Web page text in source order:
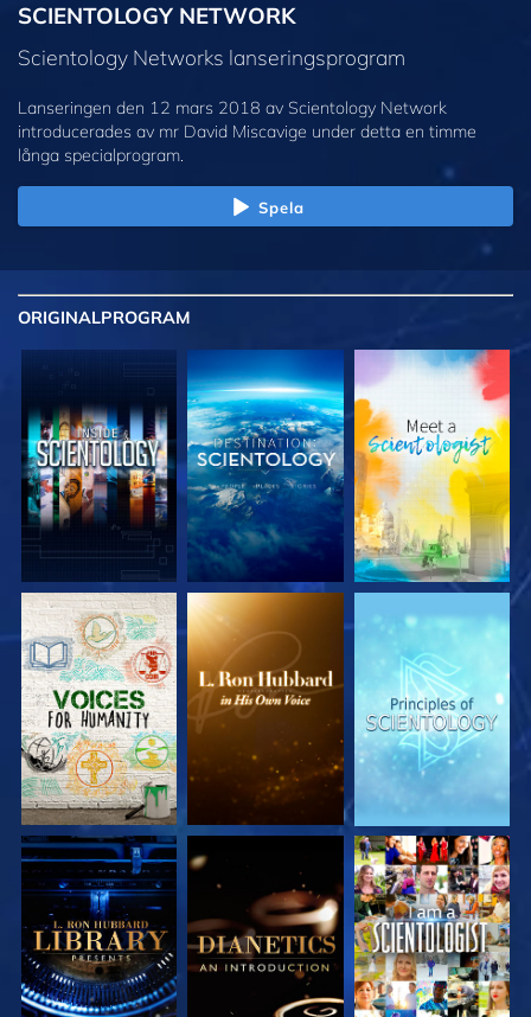
SCIENTOLOGY NETWORK
Scientology Networks lanseringsprogram
Lanseringen den 12 mars 2018 av Scientology Network
introducerades av mr David Miscavige under detta en timme
långa specialprogram.
Spela
ORIGINALPROGRAM
UTFORSKA
SERIEN
UTFORSKA
SERIEN
UTFORSKA
SERIEN
UTFORSKA
SERIEN
UTFORSKA
SERIEN
TITTA